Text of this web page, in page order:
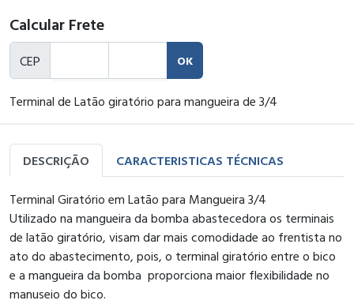
Calcular Frete
CEP OK
Terminal de Latão giratório para mangueira de 3/4
DESCRIÇÃO CARACTERISTICAS TÉCNICAS
Terminal Giratório em Latão para Mangueira 3/4
Utilizado na mangueira da bomba abastecedora os terminais
de latão giratório, visam dar mais comodidade ao frentista no
ato do abastecimento, pois, o terminal giratório entre o bico
e a mangueira da bomba proporciona maior flexibilidade no
manuseio do bico.